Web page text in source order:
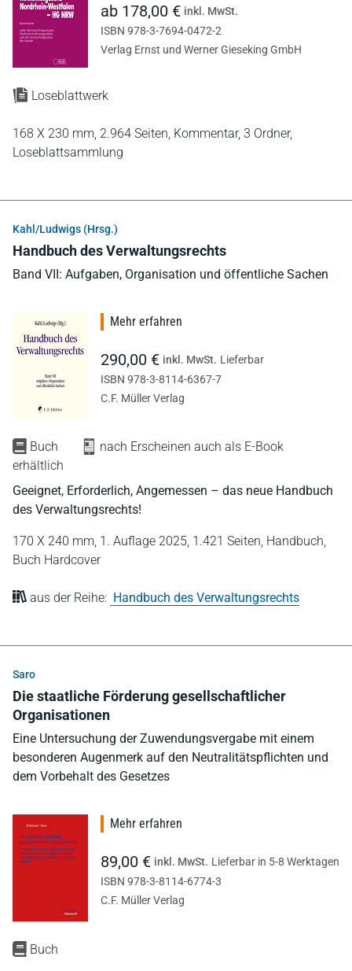
Loseblattwerk
168 X 230 mm, 2.964 Seiten, Kommentar, 3 Ordner,
Loseblattsammlung
ab 178,00 € inkl. MwSt.
ISBN 978-3-7694-0472-2
Verlag Ernst und Werner Gieseking GmbH
Kahl/Ludwigs (Hrsg.)
Handbuch des Verwaltungsrechts
Band VII: Aufgaben, Organisation und öffentliche Sachen
Buch
nach Erscheinen auch als E-Book
erhältlich
Geeignet, Erforderlich, Angemessen – das neue Handbuch
des Verwaltungsrechts!
170 X 240 mm, 1. Auflage 2025, 1.421 Seiten, Handbuch,
Buch Hardcover
aus der Reihe: Handbuch des Verwaltungsrechts
Mehr erfahren
290,00 € inkl. MwSt. Lieferbar
ISBN 978-3-8114-6367-7
C.F. Müller Verlag
Saro
Die staatliche Förderung gesellschaftlicher
Organisationen
Eine Untersuchung der Zuwendungsvergabe mit einem
besonderen Augenmerk auf den Neutralitätspflichten und
dem Vorbehalt des Gesetzes
Buch
Mehr erfahren
89,00 € inkl. MwSt. Lieferbar in 5-8 Werktagen
ISBN 978-3-8114-6774-3
C.F. Müller Verlag